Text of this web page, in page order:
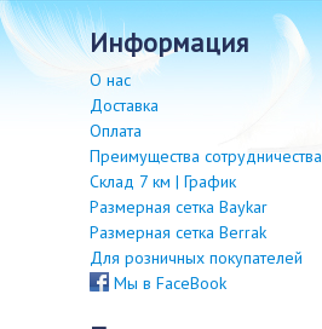
информация
О нас
Доставка
Оплата
Преимущества сотрудничества
Склад 7 км | График
Размерная сетка Baykar
Размерная сетка Berrak
Для розничных покупателей
Мы в FaceBook